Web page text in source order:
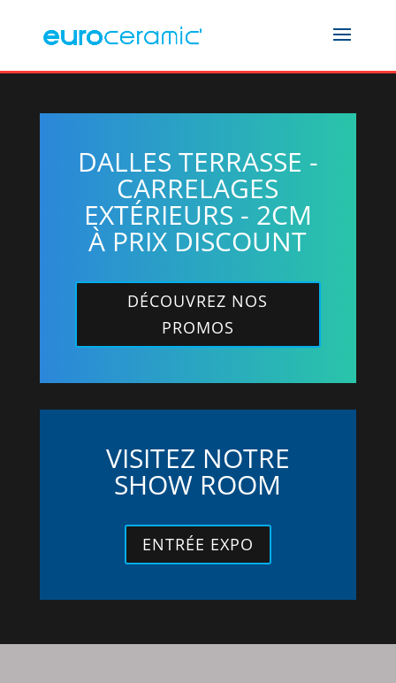
DALLES TERRASSE -
CARRELAGES
EXTÉRIEURS - 2CM
À PRIX DISCOUNT
DÉCOUVREZ NOS
PROMOS
VISITEZ NOTRE
SHOW ROOM
ENTRÉE EXPO